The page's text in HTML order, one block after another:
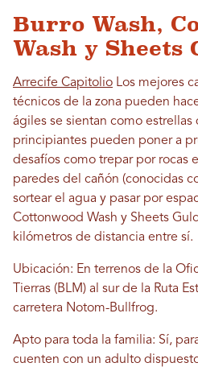
Burro Wash,
Wash y Sheets
Arrecife Capitolio Los mejores
técnicos de la zona pueden
ágiles se sientan como estrellas
principiantes pueden poner a
desafíos como trepar por rocas
paredes del cañón (conocidas
sortear el agua y pasar por
Cottonwood Wash y Sheets
kilómetros de distancia entre sí.
Ubicación: En terrenos de la
Tierras (BLM) al sur de la Ruta
carretera Notom-Bullfrog.
Apto para toda la familia: Sí,
cuenten con un adulto